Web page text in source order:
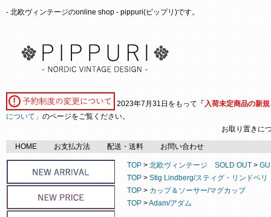
- 北欧ヴィンテージのonline shop - pippuri(ピップリ)です。
2023年7月31日をもって 「入荷未定商品の新
について」 のページをご覧ください。
お取り置きに
HOME お支払方法 配送・送料 お問い合わせ
TOP > 北欧ヴィンテージ SOLD OUT >
TOP > Stig Lindberg/スティグ・リンドベリ
TOP > カップ＆ソーサー/マグカップ
TOP >Adam/アダム